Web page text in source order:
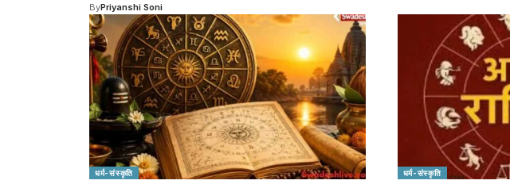
ByPriyanshi Soni
धर्म-संस्कृति धर्म-संस्कृति